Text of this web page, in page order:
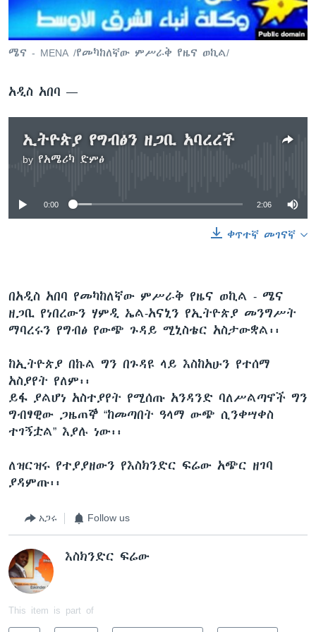
ቋንቋዎች
ሜና - MENA /የመካከለኛው ምሥራቅ የዜና ወኪል/
አዲስ አበባ —
ኢትዮጵያ የግብፅን ዘጋቢ አባረረች
by የአሜሪካ ድምፅ
No media source currently available
0:00 2:06
ቀጥተኛ መገናኛ
በአዲስ አበባ የመካከለኛው ምሥራቅ የዜና ወኪል - ሜና
ዘጋቢ የነበረውን ሃምዲ ኤል-አናኒን የኢትዮጵያ መንግሥት
ማባረሩን የግብፅ የውጭ ጉዳይ ሚኒስቴር አስታውቋል፡፡
ከኢትዮጵያ በኩል ግን በጉዳዩ ላይ እስከአሁን የተሰማ
አስያየት የለም፡፡
ይፋ ያልሆነ አስተያየት የሚሰጡ አንዳንድ ባለሥልጣኖች ግን
ግብፃዊው ጋዜጠኞ “ከመጣበት ዓላማ ውጭ ሲንቀሣቀስ
ተገኝቷል” እያሉ ነው፡፡
ለዝርዝሩ የተያያዘውን የእስክንድር ፍሬው አጭር ዘገባ
ያዳምጡ፡፡
አጋሩ Follow us
እስክንድር ፍሬው
This item is part of